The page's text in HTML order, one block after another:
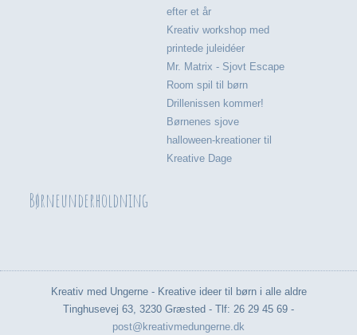
efter et år
Kreativ workshop med
printede juleidéer
Mr. Matrix - Sjovt Escape
Room spil til børn
Drillenissen kommer!
Børnenes sjove
halloween-kreationer til
Kreative Dage
Børneunderholdning
Kreativ med Ungerne - Kreative ideer til børn i alle aldre
Tinghusevej 63, 3230 Græsted - Tlf: 26 29 45 69 -
post@kreativmedungerne.dk